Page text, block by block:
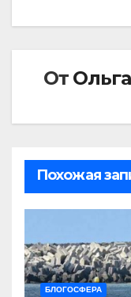
От
Похожая
БЛОГОСФЕРА